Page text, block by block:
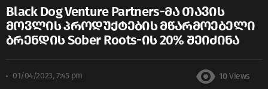
Black Dog Venture Partners-მა თავის
მოვლის პროდუქტების მწარმოებელი
ბრენდის Sober Roots-ის 20% შეიძინა
01/04/2023, 7:45 pm 10 Views